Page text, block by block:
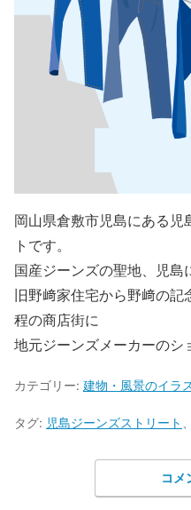
岡山県倉敷市児島にある児
トです。
国産ジーンズの聖地、児島
旧野﨑家住宅から野﨑の記
程の商店街に
地元ジーンズメーカーのシ
カテゴリー: 建物・風景のイラ
タグ: 児島ジーンズストリート
コメ